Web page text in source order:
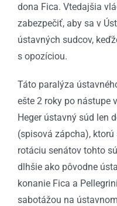
dona Fica. Vtedajšia
zabezpečiť, aby sa v
ústavných sudcov,
s opozíciou.
Táto paralýza
ešte 2 roky po nástupe
Heger ústavný súd len
(spisová zápcha),
rotáciu senátov tohto
dlhšie ako pôvodne
konanie Fica a
sabotážou na